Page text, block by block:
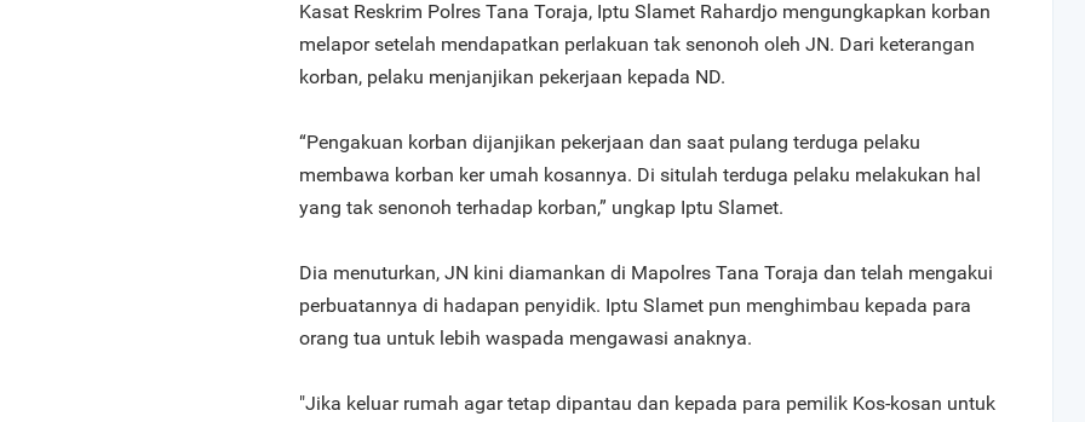
Kasat Reskrim Polres Tana Toraja, Iptu Slamet Rahardjo mengungkapkan korban
melapor setelah mendapatkan perlakuan tak senonoh oleh JN. Dari keterangan
korban, pelaku menjanjikan pekerjaan kepada ND.
“Pengakuan korban dijanjikan pekerjaan dan saat pulang terduga pelaku
membawa korban ker umah kosannya. Di situlah terduga pelaku melakukan hal
yang tak senonoh terhadap korban,” ungkap Iptu Slamet.
Dia menuturkan, JN kini diamankan di Mapolres Tana Toraja dan telah mengakui
perbuatannya di hadapan penyidik. Iptu Slamet pun menghimbau kepada para
orang tua untuk lebih waspada mengawasi anaknya.
"Jika keluar rumah agar tetap dipantau dan kepada para pemilik Kos-kosan untuk